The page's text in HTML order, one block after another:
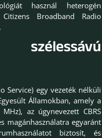
használ heterogén
Citizens Broadband Radio
Service) egy vezeték nélküli
Államokban, amely a
az úgynevezett CBRS
magánhasználatra egyaránt
biztosít, és